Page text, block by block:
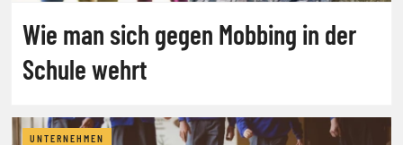
Wie man sich gegen Mobbing in der
Schule wehrt
UNTERNEHMEN